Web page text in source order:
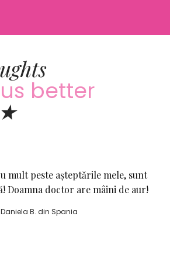
better
Daniela B. din Spania
mult peste așteptările mele, sunt
Doamna doctor are mâini de aur!